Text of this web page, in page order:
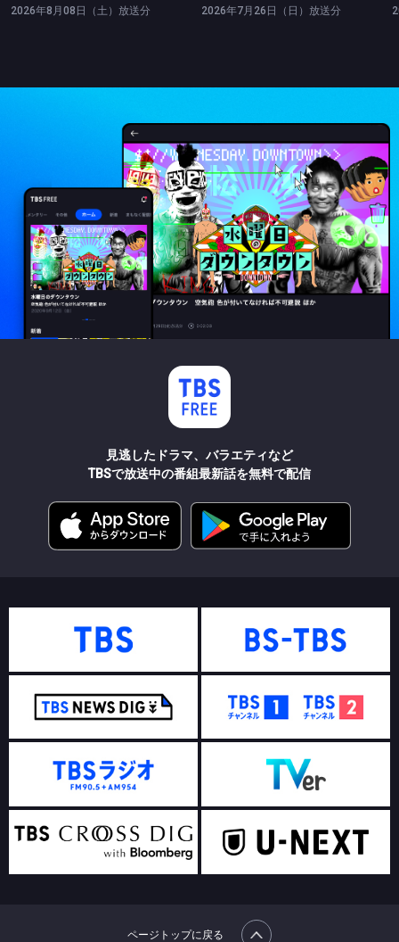
2026年8月08日（土）放送分
2026年7月26日（日）放送分
見逃したドラマ、バラエティなど
TBSで放送中の番組最新話を無料で配信
ページトップに戻る